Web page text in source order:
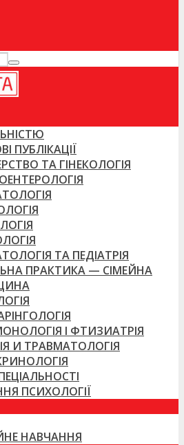
ПУБЛІКАЦІЇ
ТА ГІНЕКОЛОГІЯ
ТА ПЕДІАТРІЯ
ПРАКТИКА — СІМЕЙНА
І ФТИЗИАТРІЯ
И ТРАВМАТОЛОГІЯ
ПСИХОЛОГІЇ
НАВЧАННЯ